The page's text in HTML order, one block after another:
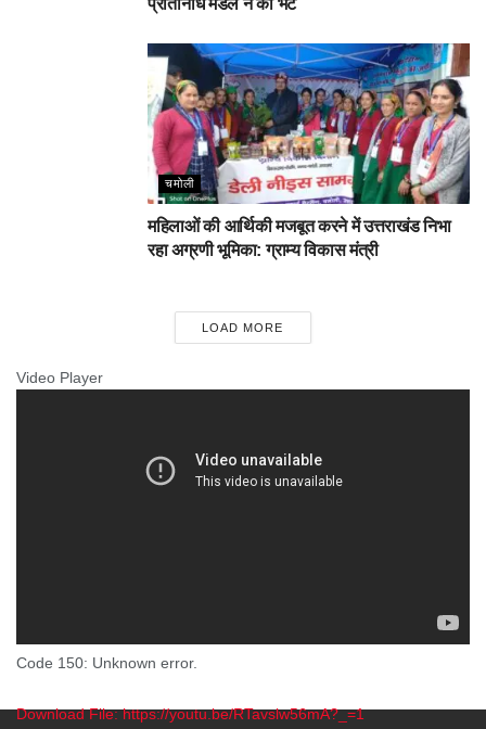
चमोली
महिलाओं की आर्थिकी मजबूत करने में उत्तराखंड निभा
रहा अग्रणी भूमिका: ग्राम्य विकास मंत्री
LOAD MORE
Video Player
Code 150: Unknown error.
Download File: https://youtu.be/RTavslw56mA?_=1